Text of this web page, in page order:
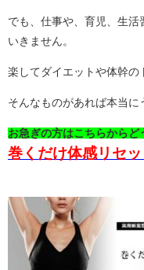
でも、仕事や、育児、生活
いきません。
楽してダイエットや体幹の
そんなものがあれば本当に
お急ぎの方はこちらからど
巻くだけ体感リセ